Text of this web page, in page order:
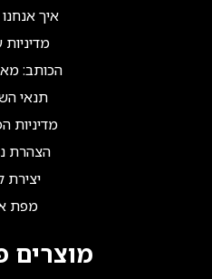
איך
מדיניות
הכותב:
תנאי
מדיניות
הצהרת
יצירת
מפת
מוצרים